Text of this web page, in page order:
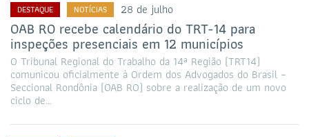
DESTAQUE NOTÍCIAS 28 de julho
OAB RO recebe calendário do TRT-14 para
inspeções presenciais em 12 municípios
O Tribunal Regional do Trabalho da 14ª Região (TRT14)
comunicou oficialmente à Ordem dos Advogados do Brasil –
Seccional Rondônia (OAB RO) sobre a realização de um novo
ciclo de…